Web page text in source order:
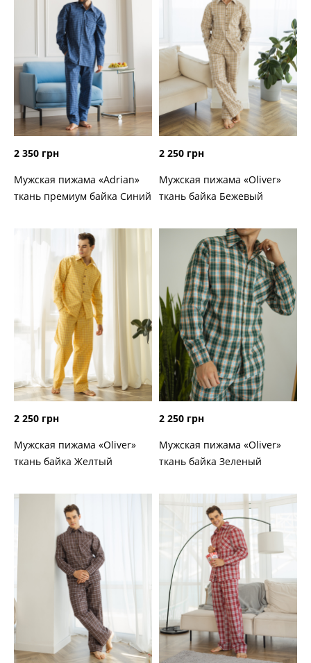
2 350 грн
Мужская пижама «Adrian»
ткань премиум байка Синий
2 250 грн
Мужская пижама «Oliver»
ткань байка Бежевый
2 250 грн
Мужская пижама «Oliver»
ткань байка Желтый
2 250 грн
Мужская пижама «Oliver»
ткань байка Зеленый